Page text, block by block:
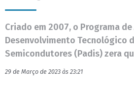
Criado em 2007, o Programa
Desenvolvimento Tecnológico
Semicondutores (Padis) zera
29 de Março de 2023 às 23:21